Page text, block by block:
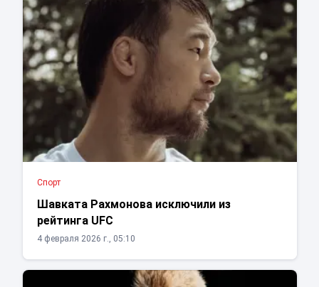
Спорт
Шавката Рахмонова исключили из
рейтинга UFC
4 февраля 2026 г., 05:10